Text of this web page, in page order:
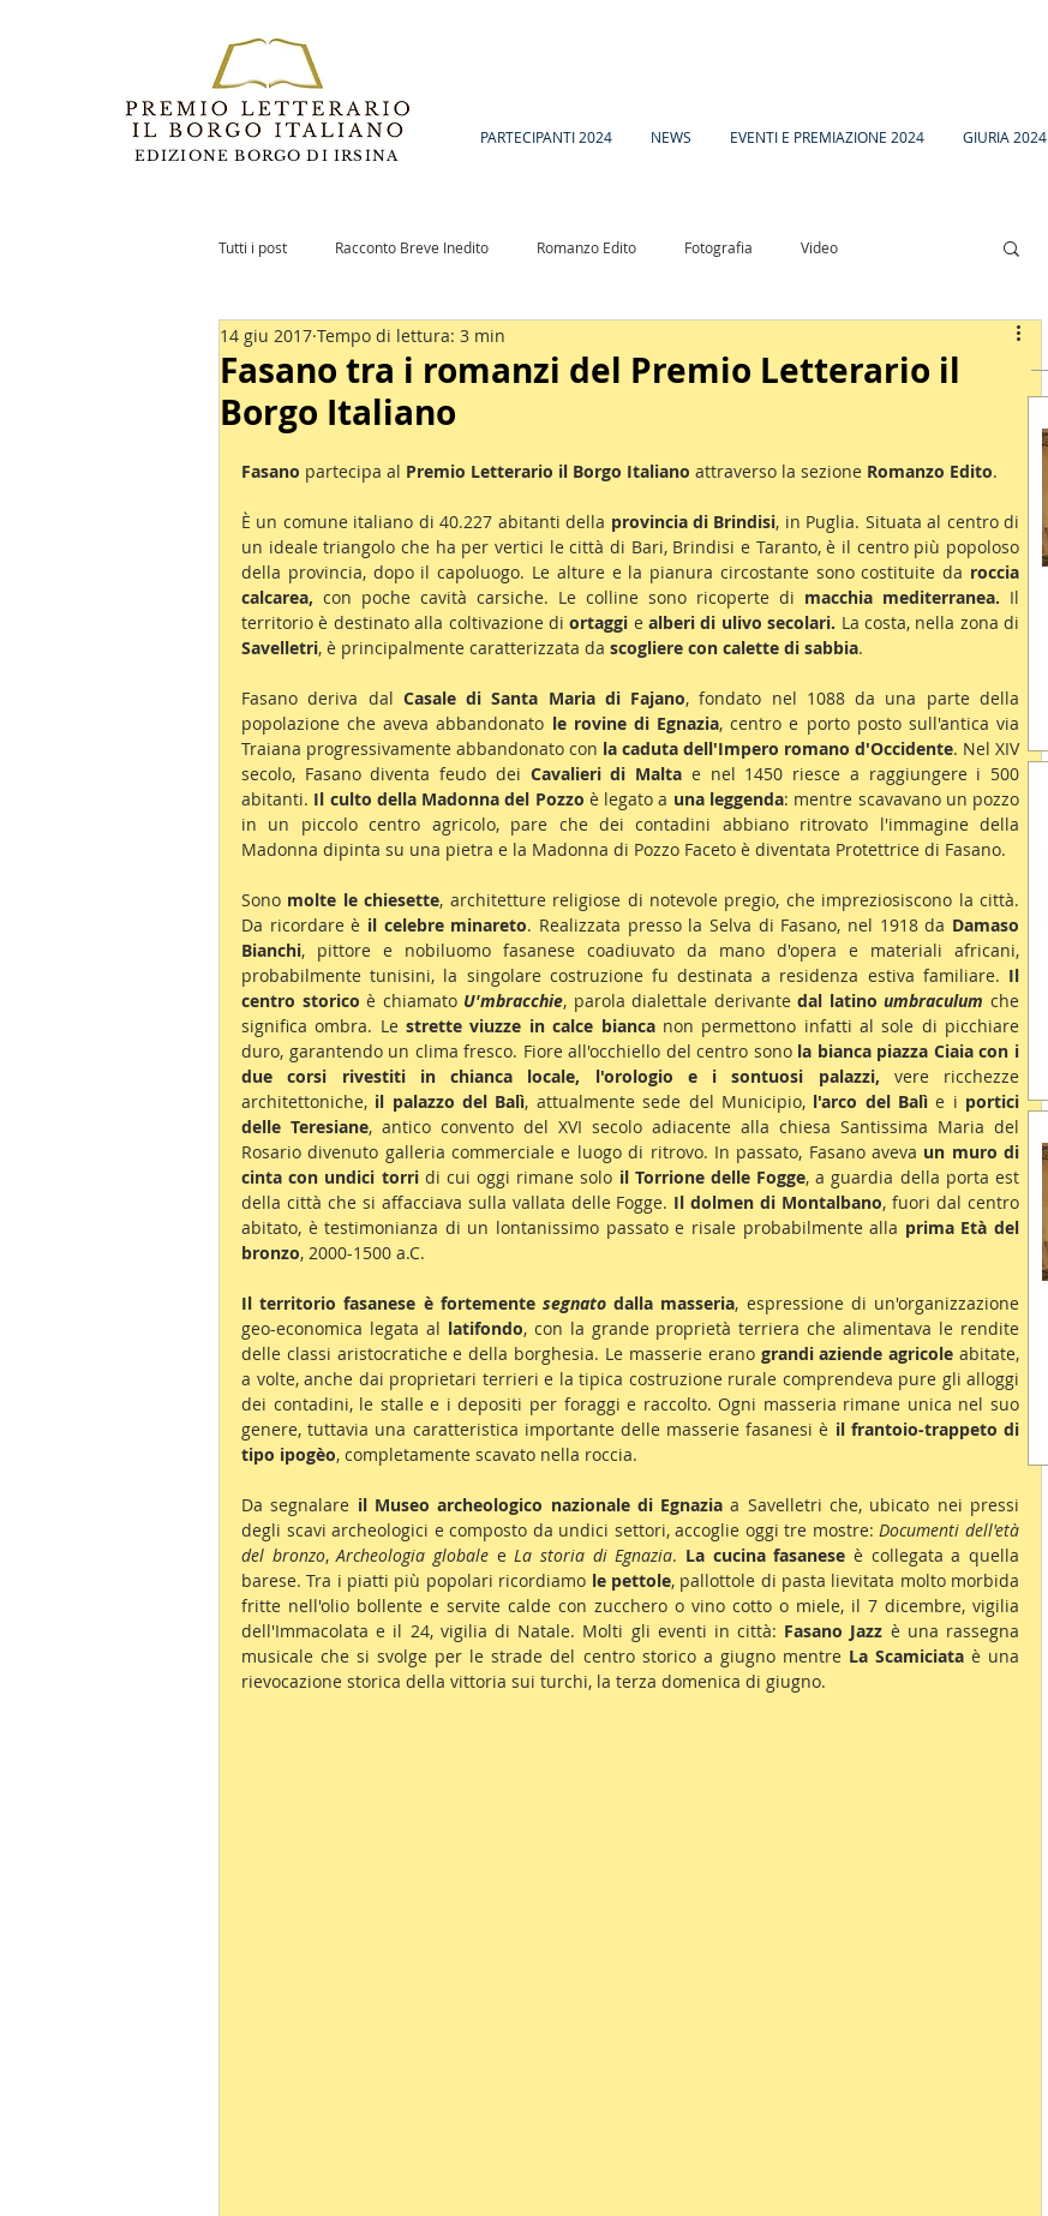
EDIZIONE BORGO DI IRSINA
PARTECIPANTI 2024 NEWS EVENTI E PREMIAZIONE 2024 GIURIA 2024
Tutti i post Racconto Breve Inedito Romanzo Edito Fotografia Video
Romanzo Inedito Notizie
Fasano tra i romanzi del Premio Letterario il
Borgo Italiano
14 giu 2017 Tempo di lettura: 3 min
Fasano partecipa al Premio Letterario il Borgo Italiano attraverso la sezione Romanzo Edito.
È un comune italiano di 40.227 abitanti della provincia di Brindisi, in Puglia. Situata al centro di
un ideale triangolo che ha per vertici le città di Bari, Brindisi e Taranto, è il centro più popoloso
della provincia, dopo il capoluogo. Le alture e la pianura circostante sono costituite da roccia
calcarea, con poche cavità carsiche. Le colline sono ricoperte di macchia mediterranea. Il
territorio è destinato alla coltivazione di ortaggi e alberi di ulivo secolari.
Savelletri, è principalmente caratterizzata da scogliere con calette di sabbia.
Fasano deriva dal Casale di Santa Maria di Fajano, fondato nel 1088 da una parte della
popolazione che aveva abbandonato le rovine di Egnazia, centro e porto posto sull'antica via
Traiana progressivamente abbandonato con la caduta dell'Impero romano d'Occidente. Nel XIV
secolo, Fasano diventa feudo dei Cavalieri di Malta e nel 1450 riesce a raggiungere i 500
abitanti. Il culto della Madonna del Pozzo è legato a una leggenda: mentre scavavano un pozzo
in un piccolo centro agricolo, pare che dei contadini abbiano ritrovato l'immagine della
Madonna dipinta su una pietra e la Madonna di Pozzo Faceto è diventata Protettrice di Fasano.
Sono molte le chiesette, architetture religiose di notevole pregio, che impreziosiscono la città.
Da ricordare è il celebre minareto. Realizzata presso la Selva di Fasano, nel 1918 da Damaso
Bianchi, pittore e nobiluomo fasanese coadiuvato da mano d'opera e materiali africani,
probabilmente tunisini, la singolare costruzione fu destinata a residenza estiva familiare. Il
centro storico è chiamato U'mbracchie, parola dialettale derivante dal latino umbraculum che
significa ombra. Le strette viuzze in calce bianca non permettono infatti al sole di picchiare
duro, garantendo un clima fresco. Fiore all'occhiello del centro sono la bianca piazza Ciaia con i
due corsi rivestiti in chianca locale, l'orologio e i sontuosi palazzi, vere ricchezze
architettoniche, il palazzo del Balì, attualmente sede del Municipio, l'arco del Balì e i portici
delle Teresiane, antico convento del XVI secolo adiacente alla chiesa Santissima Maria del
Rosario divenuto galleria commerciale e luogo di ritrovo. In passato, Fasano aveva un muro di
cinta con undici torri di cui oggi rimane solo il Torrione delle Fogge, a guardia della porta est
della città che si affacciava sulla vallata delle Fogge. Il dolmen di Montalbano, fuori dal centro
abitato, è testimonianza di un lontanissimo passato e risale probabilmente alla prima Età del
bronzo, 2000-1500 a.C.
Il territorio fasanese è fortemente segnato dalla masseria, espressione di un'organizzazione
geo-economica legata al latifondo, con la grande proprietà terriera che alimentava le rendite
delle classi aristocratiche e della borghesia. Le masserie erano grandi aziende agricole abitate,
a volte, anche dai proprietari terrieri e la tipica costruzione rurale comprendeva pure gli alloggi
dei contadini, le stalle e i depositi per foraggi e raccolto. Ogni masseria rimane unica nel suo
genere, tuttavia una caratteristica importante delle masserie fasanesi è il frantoio-trappeto di
tipo ipogèo, completamente scavato nella roccia.
Da segnalare il Museo archeologico nazionale di Egnazia a Savelletri che, ubicato nei pressi
degli scavi archeologici e composto da undici settori, accoglie oggi tre mostre: Documenti dell'età
del bronzo, Archeologia globale e La storia di Egnazia. La cucina fasanese è collegata a quella
barese. Tra i piatti più popolari ricordiamo le pettole, pallottole di pasta lievitata molto morbida
fritte nell'olio bollente e servite calde con zucchero o vino cotto o miele, il 7 dicembre, vigilia
dell'Immacolata e il 24, vigilia di Natale. Molti gli eventi in città: Fasano Jazz è una rassegna
musicale che si svolge per le strade del centro storico a giugno mentre La Scamiciata è una
rievocazione storica della vittoria sui turchi, la terza domenica di giugno.